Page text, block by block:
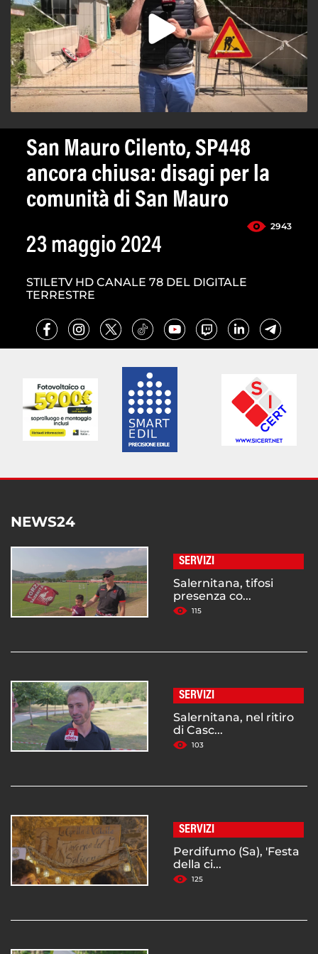
San Mauro Cilento, SP448
ancora chiusa: disagi per la
comunità di San Mauro
2943
23 maggio 2024
STILETV HD CANALE 78 DEL DIGITALE
TERRESTRE
NEWS24
SERVIZI
Salernitana, tifosi
presenza co...
115
SERVIZI
Salernitana, nel ritiro
di Casc...
103
SERVIZI
Perdifumo (Sa), 'Festa
della ci...
125